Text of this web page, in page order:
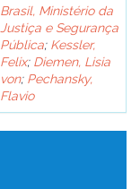
Brasil, Ministério da
Justiça e Segurança
Pública; Kessler,
Felix; Diemen, Lisia
von; Pechansky,
Flavio